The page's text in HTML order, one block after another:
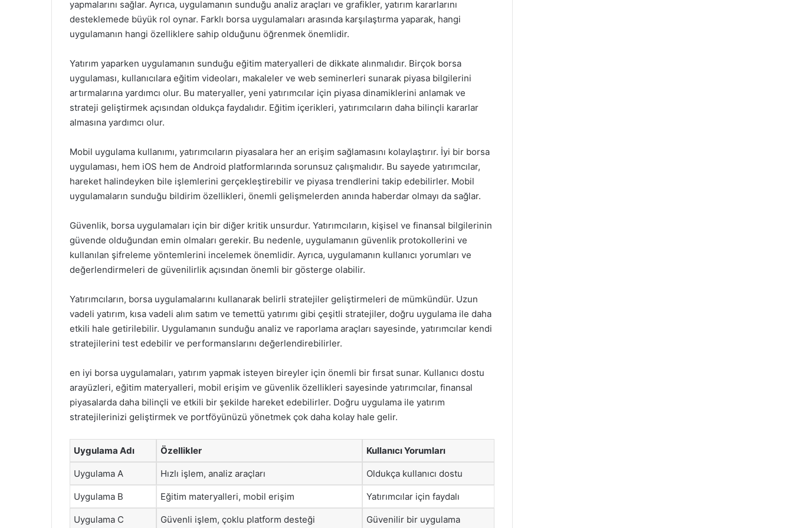
yapmalarını sağlar. Ayrıca, uygulamanın sunduğu analiz araçları ve grafikler, yatırım kararlarını
desteklemede büyük rol oynar. Farklı borsa uygulamaları arasında karşılaştırma yaparak, hangi
uygulamanın hangi özelliklere sahip olduğunu öğrenmek önemlidir.
Yatırım yaparken uygulamanın sunduğu eğitim materyalleri de dikkate alınmalıdır. Birçok borsa
uygulaması, kullanıcılara eğitim videoları, makaleler ve web seminerleri sunarak piyasa bilgilerini
artırmalarına yardımcı olur. Bu materyaller, yeni yatırımcılar için piyasa dinamiklerini anlamak ve
strateji geliştirmek açısından oldukça faydalıdır. Eğitim içerikleri, yatırımcıların daha bilinçli kararlar
almasına yardımcı olur.
Mobil uygulama kullanımı, yatırımcıların piyasalara her an erişim sağlamasını kolaylaştırır. İyi bir borsa
uygulaması, hem iOS hem de Android platformlarında sorunsuz çalışmalıdır. Bu sayede yatırımcılar,
hareket halindeyken bile işlemlerini gerçekleştirebilir ve piyasa trendlerini takip edebilirler. Mobil
uygulamaların sunduğu bildirim özellikleri, önemli gelişmelerden anında haberdar olmayı da sağlar.
Güvenlik, borsa uygulamaları için bir diğer kritik unsurdur. Yatırımcıların, kişisel ve finansal bilgilerinin
güvende olduğundan emin olmaları gerekir. Bu nedenle, uygulamanın güvenlik protokollerini ve
kullanılan şifreleme yöntemlerini incelemek önemlidir. Ayrıca, uygulamanın kullanıcı yorumları ve
değerlendirmeleri de güvenilirlik açısından önemli bir gösterge olabilir.
Yatırımcıların, borsa uygulamalarını kullanarak belirli stratejiler geliştirmeleri de mümkündür. Uzun
vadeli yatırım, kısa vadeli alım satım ve temettü yatırımı gibi çeşitli stratejiler, doğru uygulama ile daha
etkili hale getirilebilir. Uygulamanın sunduğu analiz ve raporlama araçları sayesinde, yatırımcılar kendi
stratejilerini test edebilir ve performanslarını değerlendirebilirler.
en iyi borsa uygulamaları, yatırım yapmak isteyen bireyler için önemli bir fırsat sunar. Kullanıcı dostu
arayüzleri, eğitim materyalleri, mobil erişim ve güvenlik özellikleri sayesinde yatırımcılar, finansal
piyasalarda daha bilinçli ve etkili bir şekilde hareket edebilirler. Doğru uygulama ile yatırım
stratejilerinizi geliştirmek ve portföyünüzü yönetmek çok daha kolay hale gelir.
Uygulama Adı Özellikler Kullanıcı Yorumları
Uygulama A Hızlı işlem, analiz araçları Oldukça kullanıcı dostu
Uygulama B Eğitim materyalleri, mobil erişim Yatırımcılar için faydalı
Uygulama C Güvenli işlem, çoklu platform desteği Güvenilir bir uygulama